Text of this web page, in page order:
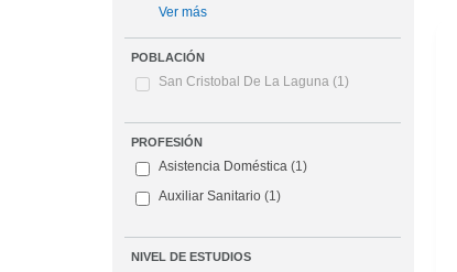
Ver más
POBLACIÓN
San Cristobal De La Laguna (1)
PROFESIÓN
Asistencia Doméstica (1)
Auxiliar Sanitario (1)
NIVEL DE ESTUDIOS